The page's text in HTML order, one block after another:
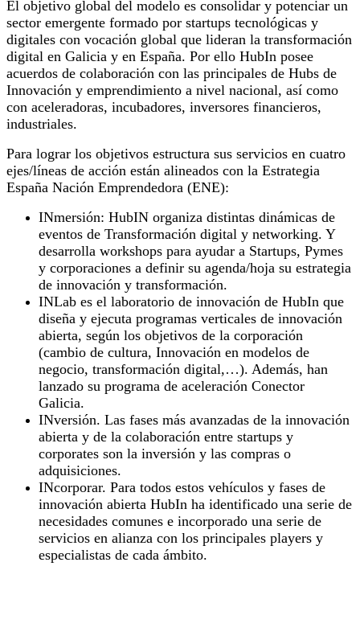
El objetivo global del modelo es consolidar y potenciar un
sector emergente formado por startups tecnológicas y
digitales con vocación global que lideran la transformación
digital en Galicia y en España. Por ello HubIn posee
acuerdos de colaboración con las principales de Hubs de
Innovación y emprendimiento a nivel nacional, así como
con aceleradoras, incubadores, inversores financieros,
industriales.
Para lograr los objetivos estructura sus servicios en cuatro
ejes/líneas de acción están alineados con la Estrategia
España Nación Emprendedora (ENE):
INmersión: HubIN organiza distintas dinámicas de
eventos de Transformación digital y networking. Y
desarrolla workshops para ayudar a Startups, Pymes
y corporaciones a definir su agenda/hoja su estrategia
de innovación y transformación.
INLab es el laboratorio de innovación de HubIn que
diseña y ejecuta programas verticales de innovación
abierta, según los objetivos de la corporación
(cambio de cultura, Innovación en modelos de
negocio, transformación digital,…). Además, han
lanzado su programa de aceleración Conector
Galicia.
INversión. Las fases más avanzadas de la innovación
abierta y de la colaboración entre startups y
corporates son la inversión y las compras o
adquisiciones.
INcorporar. Para todos estos vehículos y fases de
innovación abierta HubIn ha identificado una serie de
necesidades comunes e incorporado una serie de
servicios en alianza con los principales players y
especialistas de cada ámbito.